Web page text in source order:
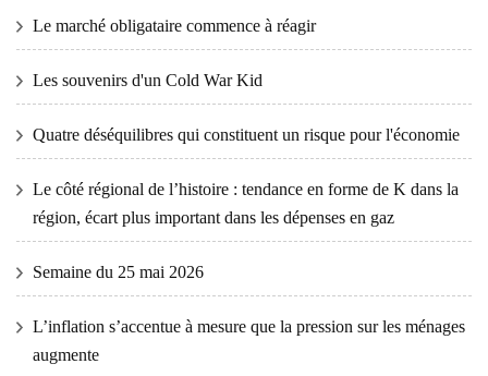
Le marché obligataire commence à réagir
Les souvenirs d'un Cold War Kid
Quatre déséquilibres qui constituent un risque pour l'économie
Le côté régional de l’histoire : tendance en forme de K dans la
région, écart plus important dans les dépenses en gaz
Semaine du 25 mai 2026
L’inflation s’accentue à mesure que la pression sur les ménages
augmente